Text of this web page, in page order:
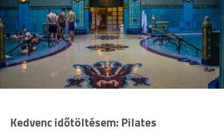
Kedvenc időtöltésem: Pilates